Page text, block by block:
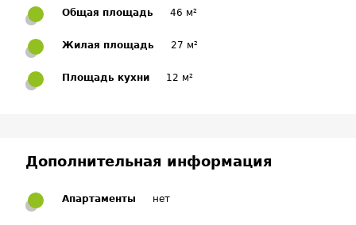
Общая площадь 46 м²
Жилая площадь 27 м²
Площадь кухни 12 м²
Дополнительная информация
Апартаменты нет